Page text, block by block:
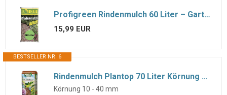
Profigreen Rindenmulch 60 Liter – Gartendekoration & Bodenabdeckung, Unkrautschutz für Beete & Wege
15,99 EUR
BESTSELLER NR. 6
Rindenmulch Plantop 70 Liter Körnung 10-40mm
Körnung 10 - 40 mm